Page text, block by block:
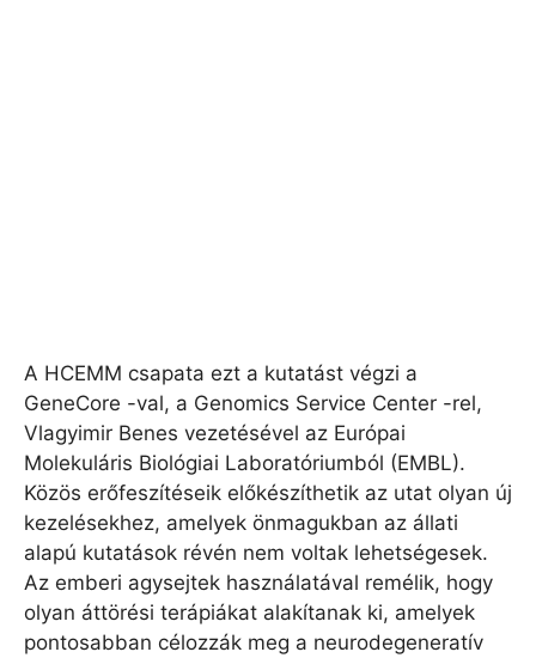
A HCEMM csapata ezt a kutatást végzi a
GeneCore -val, a Genomics Service Center -rel,
Vlagyimir Benes vezetésével az Európai
Molekuláris Biológiai Laboratóriumból (EMBL).
Közös erőfeszítéseik előkészíthetik az utat olyan új
kezelésekhez, amelyek önmagukban az állati
alapú kutatások révén nem voltak lehetségesek.
Az emberi agysejtek használatával remélik, hogy
olyan áttörési terápiákat alakítanak ki, amelyek
pontosabban célozzák meg a neurodegeneratív